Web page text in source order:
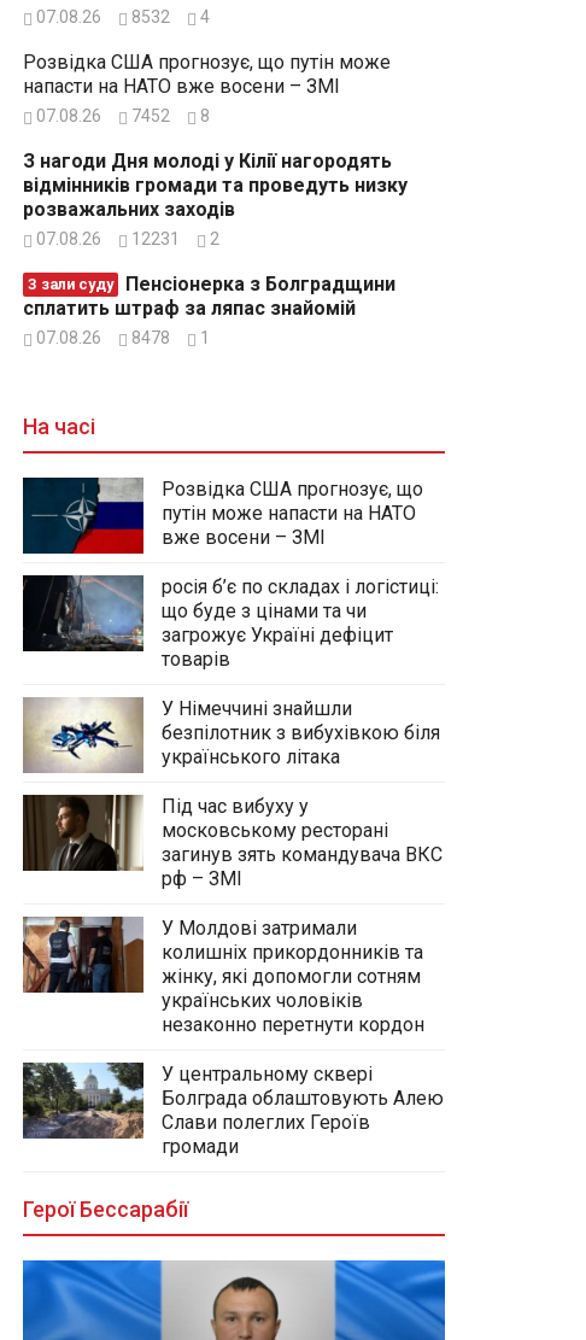
07.08.26 8532 4
Розвідка США прогнозує, що путін може
напасти на НАТО вже восени – ЗМІ
07.08.26 7452 8
З нагоди Дня молоді у Кілії нагородять
відмінників громади та проведуть низку
розважальних заходів
07.08.26 12231 2
З зали суду
сплатить штраф за ляпас знайомій
07.08.26 8478 1
На часі
Розвідка США прогнозує, що
путін може напасти на НАТО
вже восени – ЗМІ
росія б’є по складах і логістиці:
що буде з цінами та чи
загрожує Україні дефіцит
товарів
У Німеччині знайшли
безпілотник з вибухівкою біля
українського літака
Під час вибуху у
московському ресторані
загинув зять командувача ВКС
рф – ЗМІ
У Молдові затримали
колишніх прикордонників та
жінку, які допомогли сотням
українських чоловіків
незаконно перетнути кордон
У центральному сквері
Болграда облаштовують Алею
Слави полеглих Героїв
громади
Герої Бессарабії